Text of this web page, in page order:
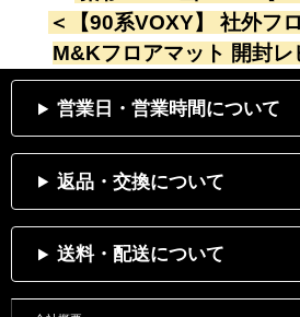
＜
【90系VOXY】 社外フ
M&Kフロアマット 開封
営業日・営業時間について
返品・交換について
送料・配送について